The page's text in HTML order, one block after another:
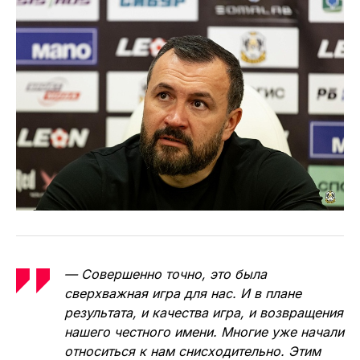
— Совершенно точно, это была
сверхважная игра для нас. И в плане
результата, и качества игра, и возвращения
нашего честного имени. Многие уже начали
относиться к нам снисходительно. Этим